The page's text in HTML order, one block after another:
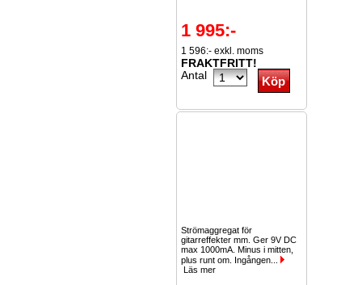
1 995:-
1 596:- exkl. moms
FRAKTFRITT!
Antal
Strömaggregat för
gitarreffekter mm. Ger 9V DC
max 1000mA. Minus i mitten,
plus runt om. Ingången...
Läs mer